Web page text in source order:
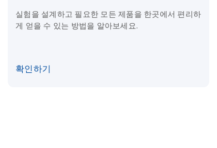
실험을 설계하고 필요한 모든 제품을 한곳에서 편리하
게 얻을 수 있는 방법을 알아보세요.
확인하기